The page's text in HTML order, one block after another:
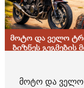
ᲛᲝᲢᲝ ᲓᲐ ᲕᲔᲚᲝ